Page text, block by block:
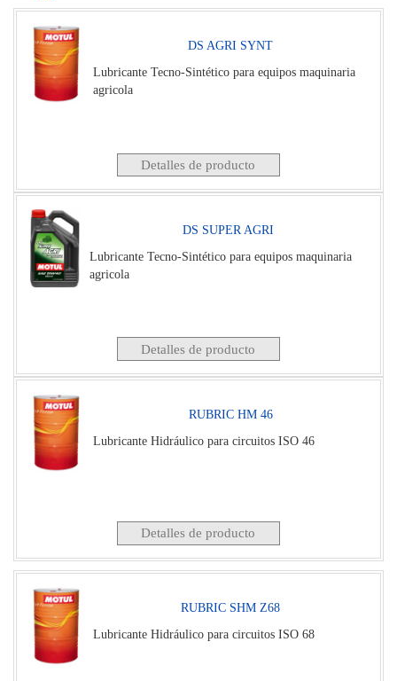
DS AGRI SYNT
Lubricante Tecno-Sintético para equipos maquinaria
agricola
Detalles de producto
DS SUPER AGRI
Lubricante Tecno-Sintético para equipos maquinaria
agricola
Detalles de producto
RUBRIC HM 46
Lubricante Hidráulico para circuitos ISO 46
Detalles de producto
RUBRIC SHM Z68
Lubricante Hidráulico para circuitos ISO 68